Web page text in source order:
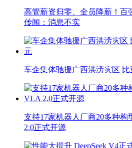
高管薪资归零、全员降薪！百
传闻：消息不实
车企集体驰援广西洪涝灾区
支持17家机器人厂商20多种
2.0正式开源